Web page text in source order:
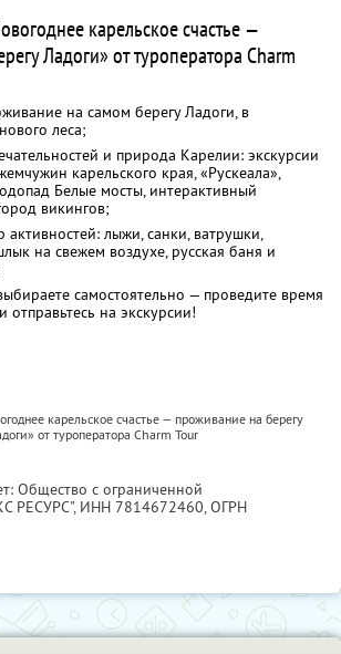
карельское счастье —
Ладоги» от туроператора Charm
на самом берегу Ладоги, в
леса;
и природа Карелии: экскурсии
карельского края, «Рускеала»,
Белые мосты, интерактивный
викингов;
лыжи, санки, ватрушки,
на свежем воздухе, русская баня и
самостоятельно — проведите время
отправьтесь на экскурсии!
карельское счастье — проживание на берегу
от туроператора Charm Tour
Общество с ограниченной
РЕСУРС", ИНН 7814672460, ОГРН